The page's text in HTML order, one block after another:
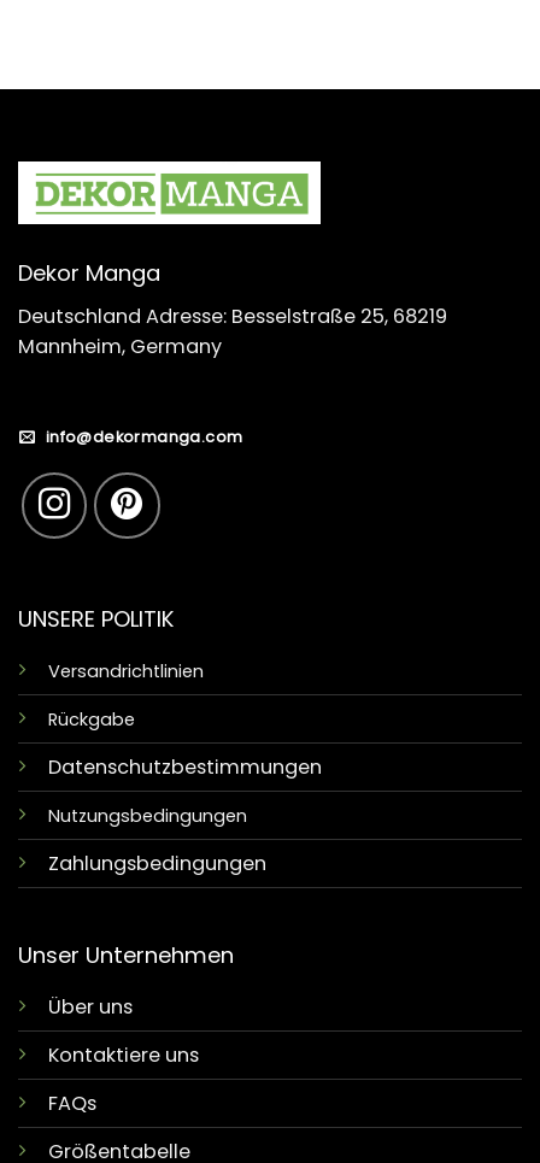
Dekor Manga
Deutschland Adresse: Besselstraße 25, 68219
Mannheim, Germany
info@dekormanga.com
UNSERE POLITIK
Versandrichtlinien
Rückgabe
Datenschutzbestimmungen
Nutzungsbedingungen
Zahlungsbedingungen
Unser Unternehmen
Über uns
Kontaktiere uns
FAQs
Größentabelle